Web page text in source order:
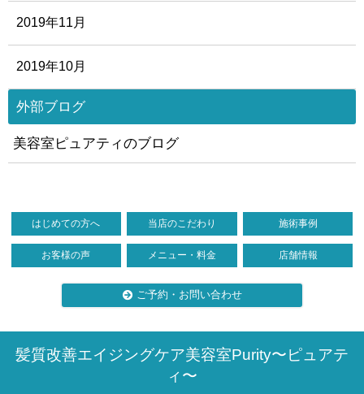
2019年11月
2019年10月
外部ブログ
美容室ピュアティのブログ
はじめての方へ 当店のこだわり 施術事例
お客様の声 メニュー・料金 店舗情報
ご予約・お問い合わせ
髪質改善エイジングケア美容室Purity〜ピュアテ
ィ〜